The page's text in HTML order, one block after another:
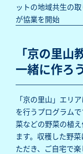
ットの地域共生の
が協業を開始
「京の里
一緒に作ろ
「京の里山」エリ
を行うプログラム
菜などの野菜の植
ます。収穫した野
ただき、ご自宅で